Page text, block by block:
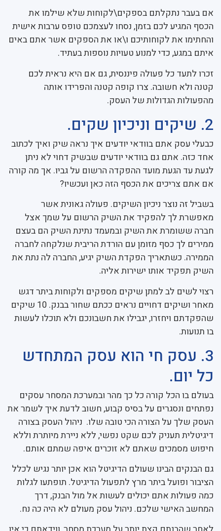
אם בעבר נתקלתם בספקים\לקוחות שלא שילמו את
הכסף המגיע לכם בזמן, נסחו לעצמכם טופס ערבות אישית
והחתימו את לקוחותיכם ו\או את הספקים אשר אתם באים
איתם במגע, כדי למנוע טעויות נוספות בעתיד.
זכרו לתעד כל פעולה פיננסית, גם אם היא נראית לכם
קטנה ולא חשובה. צרו קופה קטנה והפרידו אותה
מהפעולות הגדולות של העסק.
2. שיקים וניכיון שקים.
כבעלי עסק אתם בוודאי יודעים איך נראה שיק ואיך לכתוב
אחד כזה. אתם גם בוודאי יודעים שבשיק דחוי לא ניתן
לגעת עד הגעת מועד ההפקדה הרשום על גביו. אך מה קורה
אם אתם צריכים את הכסף הזה כאן ועכשיו?
בשביל זה נוצר ניכיון השיקים. פעולה גאונית אשר
מאפשרת לך להפקיד את השיק הרשום על שמך אצל
חברה ששומרת את השיק ובמעמד נתינת השיק הם בעצם
ממירים לך כסף מזומן עם הורדת הריבית שנלקחה לחברה
הממירה. כשתאריך הפקדת השיק יגיע, החברה לה נתת את
השיק תפקיד אותו ישירות אליה.
רצוי לשים לב למתן שיקים מספקים ולקוחות ביתר דגש
מאחר ושיקים דחויים נראים ככתם שחור בבנק. 10 שיקים
שהפקדתם ויחזרו, יגבילו את חשבונכם ולא תוכלו לעשות
בו תנועות.
3. עסק חי הוא עסק המתחדש
כל יום.
בעולם בו הכל קורה כל כך מהר ובמערכת המסחר עסקים
נפתחים ונסגרים על בסיס קבוע, חשוב לדעת איך לשמר את
העסק שלך על הצורה הכי טובה שלו. ניהול העסק בצורה
דיגיטלית תעניק לכם שקט נפשי, ללא ניירת מיותרת וללא
חיפוש מסמכים שאתם לא זוכרים איפה שמתם אותם.
גם הבנקים הבינו שעולם הדיגיטל הוא אכן יותר נגיש לכלל
הציבור ופועל ביתר מרץ לתפעול הדיגיטל. תופתעו לגלות
כמה פעולות אתם יכולים לעשות אל מול הבנק, דרך
המחשב האישי שלכם. ניהול עסק מעולם לא היה כה נח.